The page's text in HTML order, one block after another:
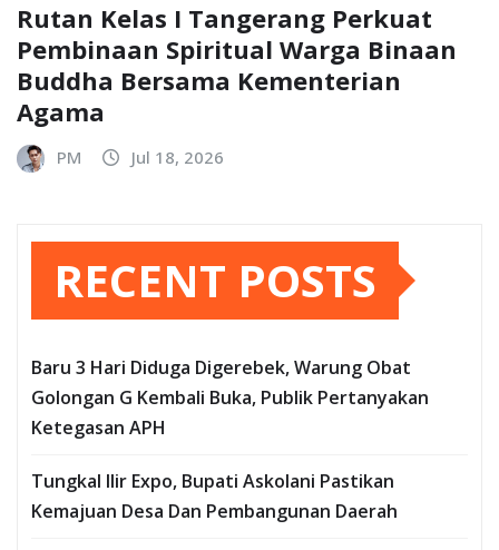
Rutan Kelas I Tangerang Perkuat
Pembinaan Spiritual Warga Binaan
Buddha Bersama Kementerian
Agama
PM Jul 18, 2026
RECENT POSTS
Baru 3 Hari Diduga Digerebek, Warung Obat
Golongan G Kembali Buka, Publik Pertanyakan
Ketegasan APH
Tungkal Ilir Expo, Bupati Askolani Pastikan
Kemajuan Desa Dan Pembangunan Daerah